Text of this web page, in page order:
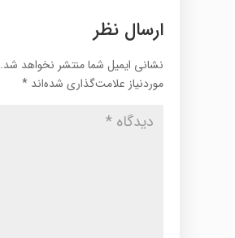
ارسال نظر
نشانی ایمیل شما منتشر نخواهد شد.
موردنیاز علامت‌گذاری شده‌اند *